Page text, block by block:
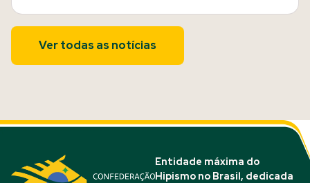
Ver todas as notícias
Entidade máxima do
Hipismo no Brasil, dedicada